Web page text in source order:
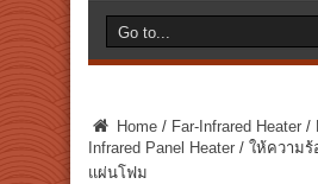
Home / Far-Infrared Heater /
Infrared Panel Heater / ให้ความร้
แผ่นโฟม